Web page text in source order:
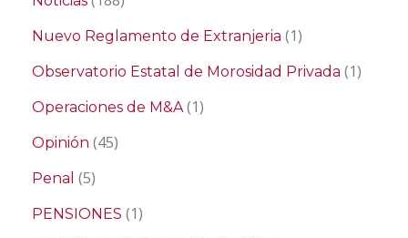
Nuevo Reglamento de Extranjeria (1)
Observatorio Estatal de Morosidad Privada (1)
Operaciones de M&A(1)
Opinión (45)
Penal (5)
PENSIONES (1)